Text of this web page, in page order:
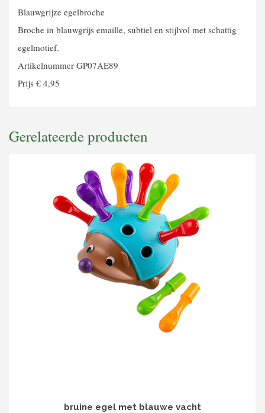
Blauwgrijze egelbroche
Broche in blauwgrijs emaille, subtiel en stijlvol met schattig
egelmotief.
Artikelnummer GP07AE89
Prijs € 4,95
Gerelateerde producten
bruine egel met blauwe vacht